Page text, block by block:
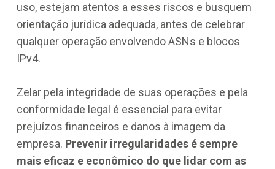
uso, estejam atentos a esses riscos e busquem
orientação jurídica adequada, antes de celebrar
qualquer operação envolvendo ASNs e blocos
IPv4.
Zelar pela integridade de suas operações e pela
conformidade legal é essencial para evitar
prejuízos financeiros e danos à imagem da
empresa. Prevenir irregularidades é sempre
mais eficaz e econômico do que lidar com as